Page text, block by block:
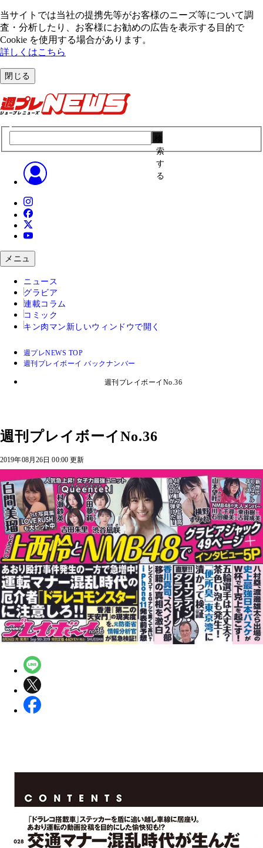
当サイトでは当社の提携先等がお客様のニーズ等について調
査・分析したり、お客様にお勧めの広告を表⽰する⽬的で
Cookie を使⽤する場合があります。
詳しくはこちら
閉じる
索
す
る
メニュ
ニュース
グラビア
連載コラム
コミック
キン肉マン 新しいウィンドウで開く
週プレNEWS TOP
週刊プレイボーイ バックナンバー
週刊プレイボーイNo.36
週刊プレイボーイNo.36
2019年08月26日 00:00 更新